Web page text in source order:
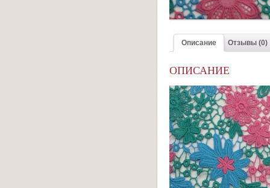
Описание Отзывы (0)
ОПИСАНИЕ